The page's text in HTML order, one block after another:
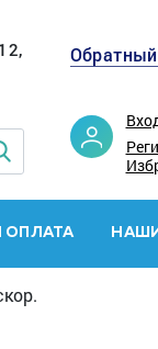
ОПЛАТА